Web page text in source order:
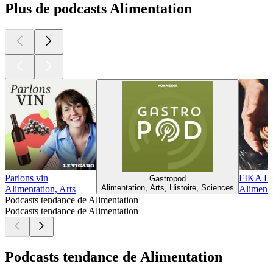
Plus de podcasts Alimentation
Parlons vin
Alimentation, Arts
Gastropod
Alimentation, Arts, Histoire, Sciences
FIKA
Podcasts tendance de Alimentation
Podcasts tendance de Alimentation
Podcasts tendance de Alimentation